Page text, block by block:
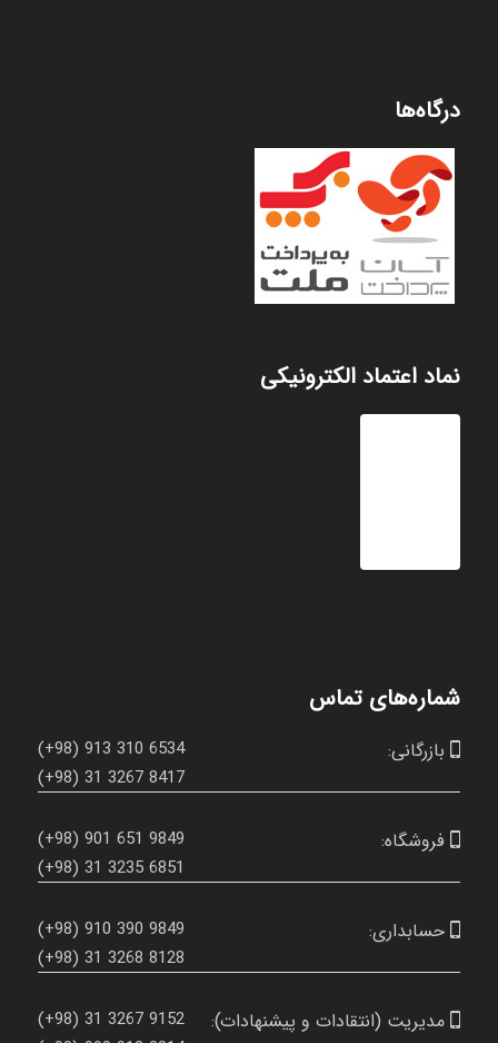
درگاه‌ها
نماد اعتماد الکترونیکی
شماره‌های تماس
بازرگانی:
(+98) 913 310 6534
(+98) 31 3267 8417
فروشگاه:
(+98) 901 651 9849
(+98) 31 3235 6851
حسابداری:
(+98) 910 390 9849
(+98) 31 3268 8128
مدیریت (انتقادات و پیشنهادات):
(+98) 31 3267 9152